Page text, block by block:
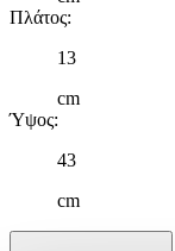
Πλάτος:
13
cm
Ύψος:
43
cm